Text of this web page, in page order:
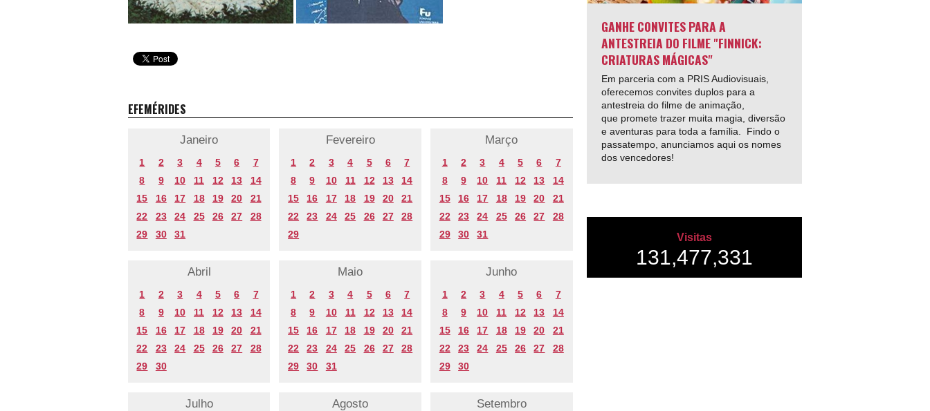
EFEMÉRIDES
Janeiro
1 2 3 4 5 6
7
8
9 10 11 12 13
14
15
16 17 18 19 20
21
22
23 24 25 26 27
28
29
30 31
Fevereiro
1 2 3 4 5 6
7
8
9 10 11 12 13
14
15
16 17 18 19 20
21
22
23 24 25 26 27
28
29
Março
1 2 3 4 5 6
7
8
9 10 11 12 13
14
15
16 17 18 19 20
21
22
23 24 25 26 27
28
29
30 31
Abril
1 2 3 4 5 6
7
8
9 10 11 12 13
14
15
16 17 18 19 20
21
22
23 24 25 26 27
28
29
30
Maio
1 2 3 4 5 6
7
8
9 10 11 12 13
14
15
16 17 18 19 20
21
22
23 24 25 26 27
28
29
30 31
Junho
1 2 3 4 5 6
7
8
9 10 11 12 13
14
15
16 17 18 19 20
21
22
23 24 25 26 27
28
29
30
Julho Agosto Setembro
GANHE CONVITES PARA A
ANTESTREIA DO FILME "FINNICK:
CRIATURAS MÁGICAS"
Em parceria com a PRIS Audiovisuais,
oferecemos convites duplos para a
antestreia do filme de animação,
que promete trazer muita magia, diversão
e aventuras para toda a família. Findo o
passatempo, anunciamos aqui os nomes
dos vencedores!
Visitas
131,477,331